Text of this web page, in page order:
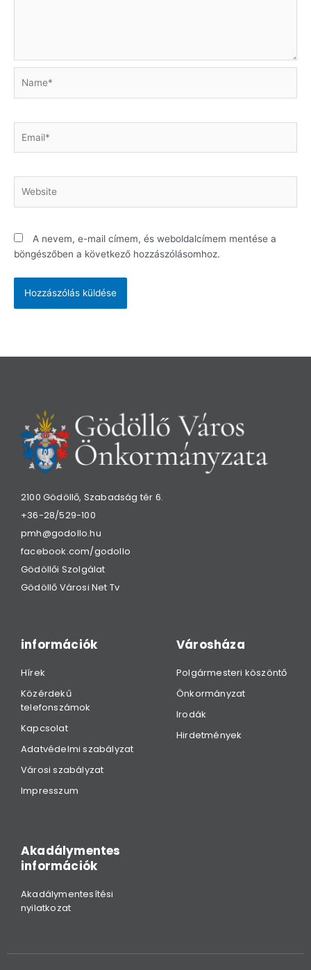
A nevem, e-mail címem, és weboldalcímem mentése a
böngészőben a következő hozzászólásomhoz.
2100 Gödöllő, Szabadság tér 6.
+36-28/529-100
pmh@godollo.hu
facebook.com/godollo
Gödöllői Szolgálat
Gödöllő Városi Net Tv
információk
Hírek
Közérdekű
telefonszámok
Kapcsolat
Adatvédelmi szabályzat
Városi szabályzat
Impresszum
Városháza
Polgármesteri köszöntő
Önkormányzat
Irodák
Hirdetmények
Akadálymentes
információk
Akadálymentesítési
nyilatkozat